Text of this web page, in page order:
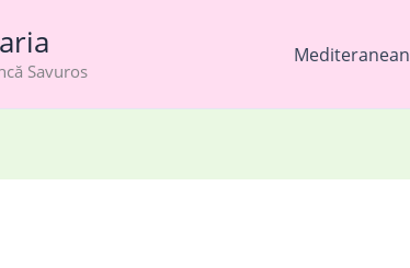
Savuros
Mediteranean